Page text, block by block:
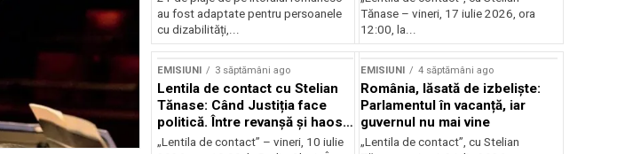
au fost adaptate pentru persoanele
cu dizabilități,...
Tănase – vineri, 17 iulie 2026, ora
12:00, la...
EMISIUNI 3 săptămâni ago
Lentila de contact cu Stelian
Tănase: Când Justiția face
politică. Între revanșă și haos
instituțional
„Lentila de contact” – vineri, 10 iulie
EMISIUNI 4 săptămâni ago
România, lăsată de izbeliște:
Parlamentul în vacanță, iar
guvernul nu mai vine
„Lentila de contact”, cu Stelian